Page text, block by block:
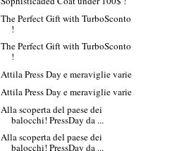
The Perfect Gift with TurboSconto
!
The Perfect Gift with TurboSconto
!
Attila Press Day e meraviglie varie
Attila Press Day e meraviglie varie
Alla scoperta del paese dei
balocchi! PressDay da ...
Alla scoperta del paese dei
balocchi! PressDay da ...